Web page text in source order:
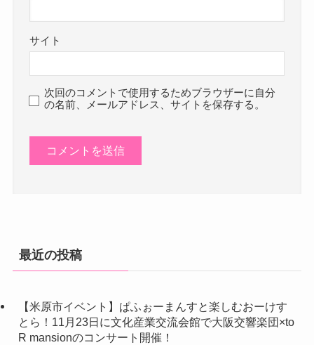
サイト
次回のコメントで使用するためブラウザーに自分
の名前、メールアドレス、サイトを保存する。
最近の投稿
【米原市イベント】ぱふぉーまんすと楽しむおーけす
とら！11月23日に文化産業交流会館で大阪交響楽団×to
R mansionのコンサート開催！